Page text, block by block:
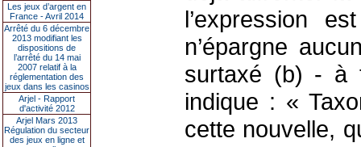
Les jeux d’argent en
France - Avril 2014
Arrêté du 6 décembre
2013 modifiant les
dispositions de
l’arrêté du 14 mai
2007 relatif à la
réglementation des
jeux dans les casinos
Arjel - Rapport
d'activité 2012
Arjel Mars 2013
Régulation du secteur
des jeux en ligne et
l’expression
n’épargne
surtaxé (b) - à
indique : «
cette nouvelle,